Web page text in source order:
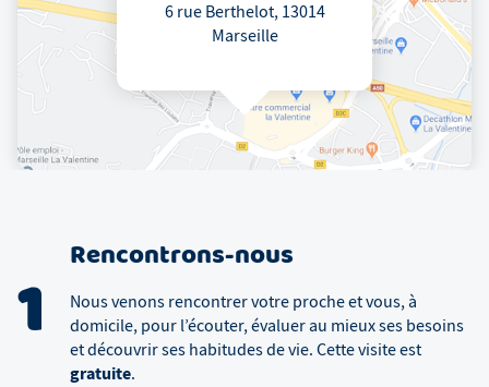
6 rue Berthelot, 13014
Marseille
1
Rencontrons-nous
Nous venons rencontrer votre proche et vous, à
domicile, pour l’écouter, évaluer au mieux ses besoins
et découvrir ses habitudes de vie. Cette visite est
gratuite.